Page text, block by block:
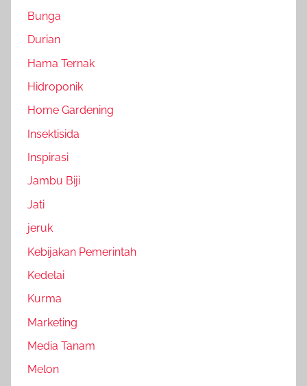
Bunga
Durian
Hama Ternak
Hidroponik
Home Gardening
Insektisida
Inspirasi
Jambu Biji
Jati
jeruk
Kebijakan Pemerintah
Kedelai
Kurma
Marketing
Media Tanam
Melon